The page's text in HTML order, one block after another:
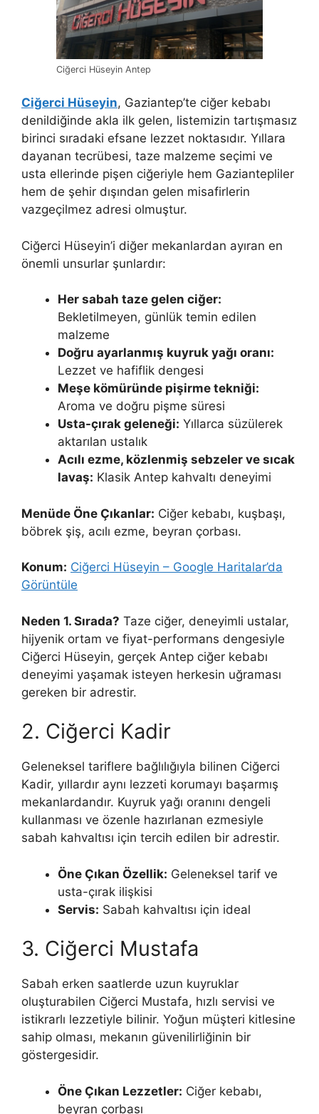
Ciğerci Hüseyin Antep
Ciğerci Hüseyin, Gaziantep’te ciğer kebabı
denildiğinde akla ilk gelen, listemizin tartışmasız
birinci sıradaki efsane lezzet noktasıdır. Yıllara
dayanan tecrübesi, taze malzeme seçimi ve
usta ellerinde pişen ciğeriyle hem Gaziantepliler
hem de şehir dışından gelen misafirlerin
vazgeçilmez adresi olmuştur.
Ciğerci Hüseyin’i diğer mekanlardan ayıran en
önemli unsurlar şunlardır:
Her sabah taze gelen ciğer:
Bekletilmeyen, günlük temin edilen
malzeme
Doğru ayarlanmış kuyruk yağı oranı:
Lezzet ve hafiflik dengesi
Meşe kömüründe pişirme tekniği:
Aroma ve doğru pişme süresi
Usta-çırak geleneği: Yıllarca süzülerek
aktarılan ustalık
Acılı ezme, közlenmiş sebzeler ve sıcak
lavaş: Klasik Antep kahvaltı deneyimi
Menüde Öne Çıkanlar: Ciğer kebabı, kuşbaşı,
böbrek şiş, acılı ezme, beyran çorbası.
Konum: Ciğerci Hüseyin – Google Haritalar’da
Görüntüle
Neden 1. Sırada? Taze ciğer, deneyimli ustalar,
hijyenik ortam ve fiyat-performans dengesiyle
Ciğerci Hüseyin, gerçek Antep ciğer kebabı
deneyimi yaşamak isteyen herkesin uğraması
gereken bir adrestir.
2. Ciğerci Kadir
Geleneksel tariflere bağlılığıyla bilinen Ciğerci
Kadir, yıllardır aynı lezzeti korumayı başarmış
mekanlardandır. Kuyruk yağı oranını dengeli
kullanması ve özenle hazırlanan ezmesiyle
sabah kahvaltısı için tercih edilen bir adrestir.
Öne Çıkan Özellik: Geleneksel tarif ve
usta-çırak ilişkisi
Servis: Sabah kahvaltısı için ideal
3. Ciğerci Mustafa
Sabah erken saatlerde uzun kuyruklar
oluşturabilen Ciğerci Mustafa, hızlı servisi ve
istikrarlı lezzetiyle bilinir. Yoğun müşteri kitlesine
sahip olması, mekanın güvenilirliğinin bir
göstergesidir.
Öne Çıkan Lezzetler: Ciğer kebabı,
beyran çorbası